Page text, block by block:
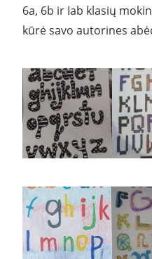
6a, 6b ir Iab klasių
kūrė savo autorines